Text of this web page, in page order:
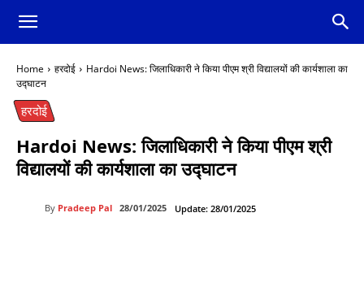
Home हरदोई
Hardoi News: जिलाधिकारी ने किया पीएम श्री विद्यालयों की कार्यशाला का
उद्घाटन
हरदोई
Hardoi News: जिलाधिकारी ने किया पीएम श्री
विद्यालयों की कार्यशाला का उद्घाटन
By Pradeep Pal 28/01/2025 Update: 28/01/2025